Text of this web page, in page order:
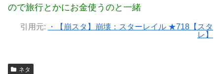
ので旅行とかにお金使うのと一緒
引用元:
・【崩スタ】崩壊：スターレイル ★718【スタ
レ】
ネタ